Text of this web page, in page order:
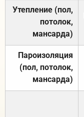
Утепление (пол,
потолок,
мансарда)
Пароизоляция
(пол, потолок,
мансарда)